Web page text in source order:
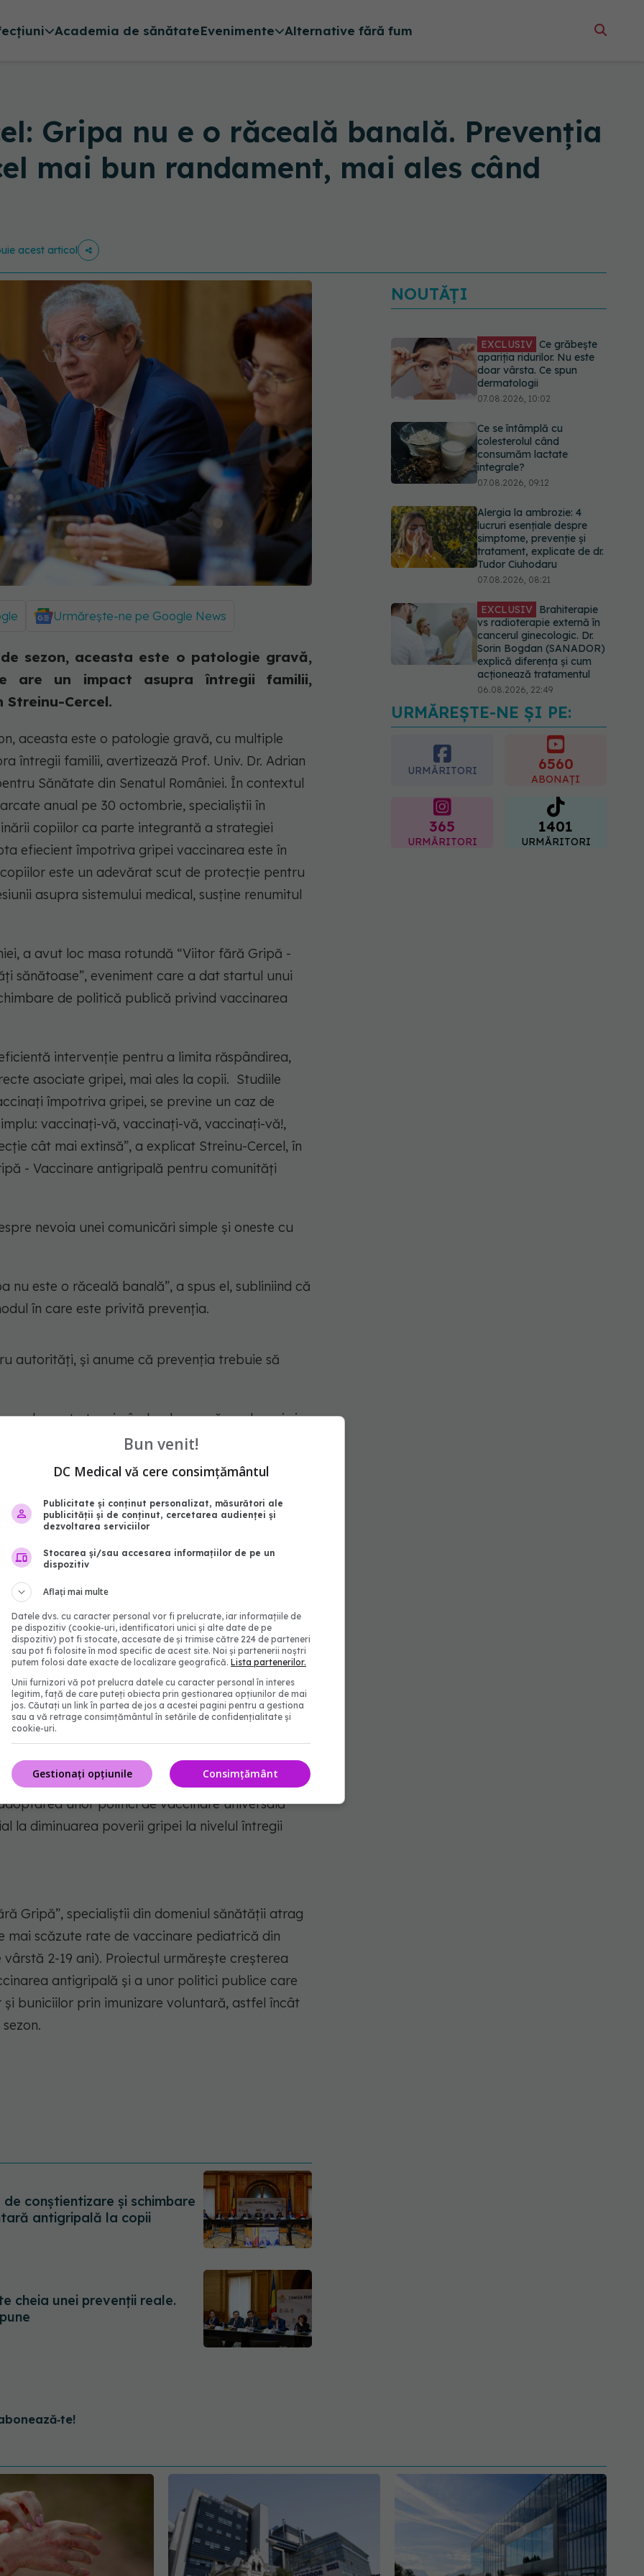
Academia de sănătateEvenimente Alternative fără fum
Gripa nu e o răceală banală. Prevenția
mai bun randament, mai ales când
acest articol
Urmărește-ne pe Google News
sezon, aceasta este o patologie gravă,
are un impact asupra întregii familii,
Streinu-Cercel.
aceasta este o patologie gravă, cu multiple
întregii familii, avertizează Prof. Univ. Dr. Adrian
Sănătate din Senatul României. În contextul
anual pe 30 octombrie, specialiștii în
copiilor ca parte integrantă a strategiei
efiecient împotriva gripei vaccinarea este în
este un adevărat scut de protecție pentru
asupra sistemului medical, susține renumitul
a avut loc masa rotundă “Viitor fără Gripă -
sănătoase”, eveniment care a dat startul unui
de politică publică privind vaccinarea
intervenție pentru a limita răspândirea,
asociate gripei, mai ales la copii. Studiile
împotriva gripei, se previne un caz de
vaccinați-vă, vaccinați-vă, vaccinați-vă!,
cât mai extinsă”, a explicat Streinu-Cercel, în
- Vaccinare antigripală pentru comunități
nevoia unei comunicări simple și oneste cu
nu este o răceală banală”, a spus el, subliniind că
în care este privită prevenția.
autorități, și anume că prevenția trebuie să
atunci când se bazează pe dovezi și
Președintele Comisiei
de pentru Sănătate
și impactul pozitiv al programele de
european - au demonstrat creșteri rapide
și scăderi vizibile ale absenteismului și
strategie eficientă pentru reducerea poverii
cu beneficii directe asupra sănătății și
programelor de vaccinare în școli și
de acoperire, mai ales când este susținută de
Pentru a maximiza impactul, este necesară o
de sănătate, sistemul educațional și
și resurse adecvate. Investiția în vaccinarea
importante pe termen lung pentru sistemul de
spitalizările și presiunea asupra
unor politici de vaccinare universală
la diminuarea poverii gripei la nivelul întregii
Gripă”, specialiștii din domeniul sănătății atrag
mai scăzute rate de vaccinare pediatrică din
2-19 ani). Proiectul urmărește creșterea
antigripală și a unor politici publice care
buniciilor prin imunizare voluntară, astfel încât
conștientizare și schimbare
antigripală la copii
cheia unei prevenții reale.
NOUTĂȚI
EXCLUSIV Ce grăbește
apariția ridurilor. Nu este
doar vârsta. Ce spun
dermatologii
07.08.2026, 10:02
Ce se întâmplă cu
colesterolul când
consumăm lactate
integrale?
07.08.2026, 09:12
Alergia la ambrozie: 4
lucruri esențiale despre
simptome, prevenție și
tratament, explicate de dr.
Tudor Ciuhodaru
07.08.2026, 08:21
EXCLUSIV Brahiterapie
vs radioterapie externă în
cancerul ginecologic. Dr.
Sorin Bogdan (SANADOR)
explică diferența și cum
acționează tratamentul
06.08.2026, 22:49
Ashwagandha: 4 efecte
adverse potențial grave
URMĂREȘTE-NE ȘI PE:
URMĂRITORI 6560
ABONAȚI
365
URMĂRITORI
1401
URMĂRITORI
Bun venit!
DC Medical vă cere consimțământul
Publicitate și conținut personalizat, măsurători ale
publicității și de conținut, cercetarea audienței și
dezvoltarea serviciilor
Stocarea și/sau accesarea informațiilor de pe un
dispozitiv
Aflați mai multe
Datele dvs. cu caracter personal vor fi prelucrate, iar informațiile de
pe dispozitiv (cookie-uri, identificatori unici și alte date de pe
dispozitiv) pot fi stocate, accesate de și trimise către 224 de parteneri
sau pot fi folosite în mod specific de acest site. Noi și partenerii noștri
putem folosi date exacte de localizare geografică. Lista partenerilor.
Unii furnizori vă pot prelucra datele cu caracter personal în interes
legitim, față de care puteți obiecta prin gestionarea opțiunilor de mai
jos. Căutați un link în partea de jos a acestei pagini pentru a gestiona
sau a vă retrage consimțământul în setările de confidențialitate și
cookie-uri.
Consimțământ
Gestionați opțiunile